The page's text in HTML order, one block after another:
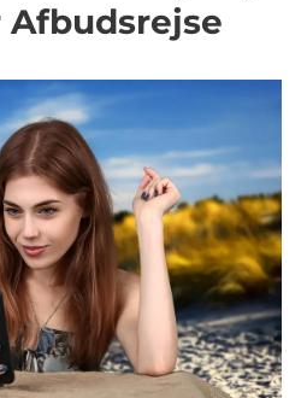
Afbudsrejse